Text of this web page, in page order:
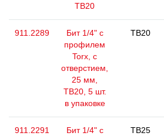
ТВ20
911.2289
Бит 1/4" с
профилем
Torx, с
отверстием,
25 мм,
ТВ20, 5 шт.
в упаковке
TB20
911.2291
Бит 1/4" с
TB25